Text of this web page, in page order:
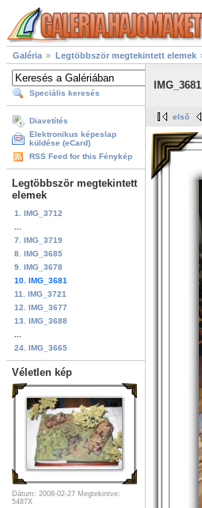
Galéria Legtöbbször megtekintett elemek
Speciális keresés
Diavetítés
Elektronikus képeslap
küldése (eCard)
RSS Feed for this Fénykép
Legtöbbször megtekintett
elemek
1. IMG_3712
7. IMG_3719
8. IMG_3685
9. IMG_3678
10. IMG_3681
11. IMG_3721
12. IMG_3677
13. IMG_3688
24. IMG_3665
Véletlen kép
Dátum: 2008-02-27 Megtekintve:
5487X
IMG_3681
első